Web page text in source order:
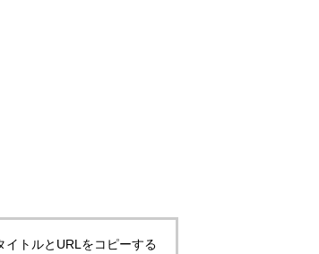
イトルとURLをコピーする